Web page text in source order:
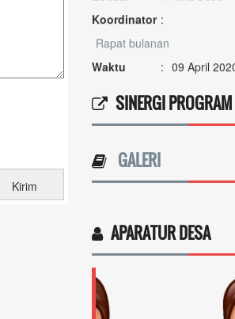
Rapat bulanan
Waktu
:
Lokasi
: Ruang rapat
Koordinator :
SINERGI PROGRAM
GALERI
APARATUR DESA